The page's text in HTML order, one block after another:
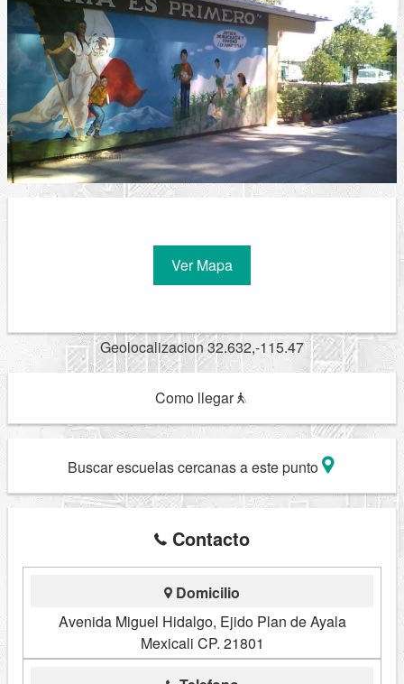
Ver Mapa
Geolocalizacion 32.632,-115.47
Como llegar
Buscar escuelas cercanas a este punto
Contacto
Domicilio
Avenida Miguel Hidalgo, Ejido Plan de Ayala
Mexicali CP. 21801